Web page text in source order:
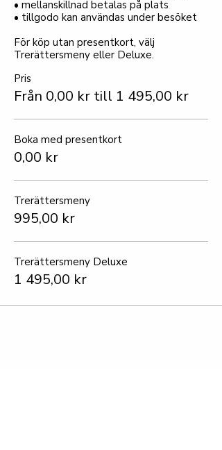
• mellanskillnad betalas på plats
• tillgodo kan användas under besöket
För köp utan presentkort, välj
Trerättersmeny eller Deluxe.
Pris
Från 0,00 kr till 1 495,00 kr
Boka med presentkort
0,00 kr
Trerättersmeny
995,00 kr
Trerättersmeny Deluxe
1 495,00 kr